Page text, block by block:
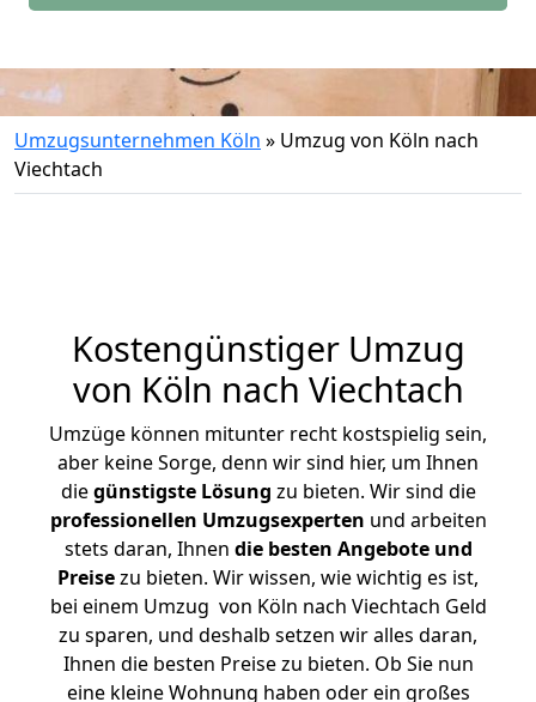
Umzugsunternehmen Köln » Umzug von Köln nach
Viechtach
Kostengünstiger Umzug
von Köln nach Viechtach
Umzüge können mitunter recht kostspielig sein,
aber keine Sorge, denn wir sind hier, um Ihnen
diegünstigste Lösung zu bieten. Wir sind die
professionellen Umzugsexperten und arbeiten
stets daran, Ihnen die besten Angebote und
Preisezu bieten. Wir wissen, wie wichtig es ist,
bei einem Umzug von Köln nach Viechtach Geld
zu sparen, und deshalb setzen wir alles daran,
Ihnen die besten Preise zu bieten. Ob Sie nun
eine kleine Wohnung haben oder ein großes